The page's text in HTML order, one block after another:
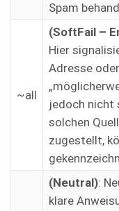
Spam
~all
(SoftFail –
Hier
Adresse
jedoch nicht
solchen
zugestellt,
(Neutral):
klare